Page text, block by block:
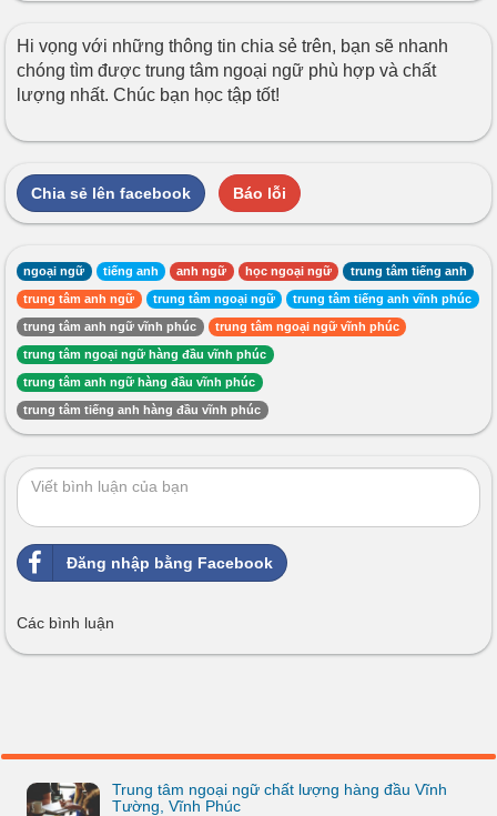
Hi vọng với những thông tin chia sẻ trên, bạn sẽ nhanh
chóng tìm được trung tâm ngoại ngữ phù hợp và chất
lượng nhất. Chúc bạn học tập tốt!
Chia sẻ lên facebook Báo lỗi
ngoại ngữ tiếng anh anh ngữ học ngoại ngữ trung tâm tiếng anh
trung tâm anh ngữ trung tâm ngoại ngữ trung tâm tiếng anh vĩnh phúc
trung tâm anh ngữ vĩnh phúc trung tâm ngoại ngữ vĩnh phúc
trung tâm ngoại ngữ hàng đầu vĩnh phúc
trung tâm anh ngữ hàng đầu vĩnh phúc
trung tâm tiếng anh hàng đầu vĩnh phúc
Đăng nhập bằng Facebook
Các bình luận
Trung tâm ngoại ngữ chất lượng hàng đầu Vĩnh
Tường, Vĩnh Phúc